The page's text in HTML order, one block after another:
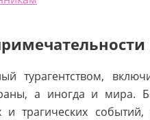
турагентством,
а иногда и мира.
и трагических